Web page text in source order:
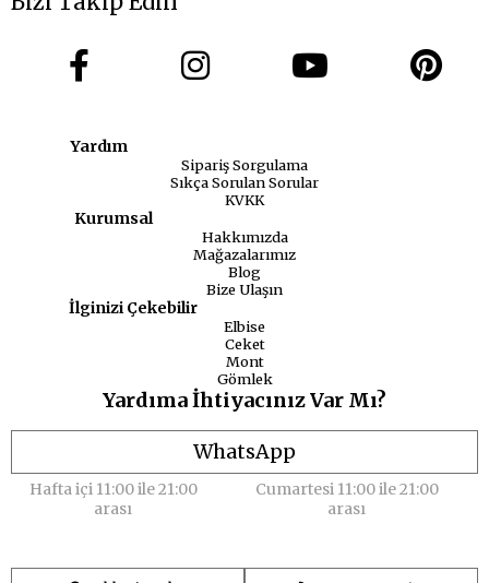
Yardım
Sipariş Sorgulama
Sıkça Sorulan Sorular
KVKK
Kurumsal
Hakkımızda
Mağazalarımız
Blog
Bize Ulaşın
İlginizi Çekebilir
Elbise
Ceket
Mont
Gömlek
Yardıma İhtiyacınız Var Mı?
WhatsApp
Hafta içi 11:00 ile 21:00
arası
Cumartesi 11:00 ile 21:00
arası